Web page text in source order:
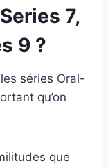
7,
9 ?
séries Oral-
qu’on
que